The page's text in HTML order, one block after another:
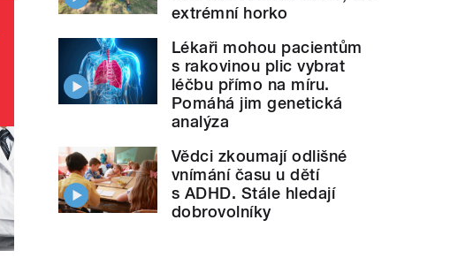
extrémní horko
Lékaři mohou pacientům
s rakovinou plic vybrat
léčbu přímo na míru.
Pomáhá jim genetická
analýza
Vědci zkoumají odlišné
vnímání času u dětí
s ADHD. Stále hledají
dobrovolníky